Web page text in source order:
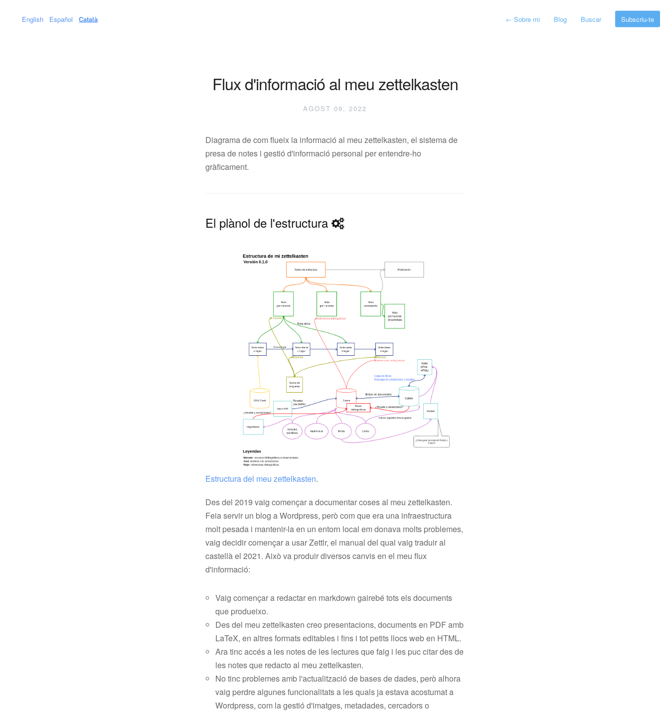
← Sobre mi Blog Buscar Subscriu-te
English Español Català
Flux d'informació al meu zettelkasten
AGOST 09, 2022
Diagrama de com flueix la informació al meu zettelkasten, el sistema de
presa de notes i gestió d'informació personal per entendre-ho
gràficament.
El plànol de l'estructura
Estructura del meu zettelkasten.
Des del 2019 vaig començar a documentar coses al meu zettelkasten.
Feia servir un blog a Wordpress, però com que era una infraestructura
molt pesada i mantenir-la en un entorn local em donava molts problemes,
vaig decidir començar a usar Zettlr, el manual del qual vaig traduir al
castellà el 2021. Això va produir diversos canvis en el meu flux
d'informació:
Vaig començar a redactar en markdown gairebé tots els documents
que produeixo.
Des del meu zettelkasten creo presentacions, documents en PDF amb
LaTeX, en altres formats editables i fins i tot petits llocs web en HTML.
Ara tinc accés a les notes de les lectures que faig i les puc citar des de
les notes que redacto al meu zettelkasten.
No tinc problemes amb l'actualització de bases de dades, però alhora
vaig perdre algunes funcionalitats a les quals ja estava acostumat a
Wordpress, com la gestió d'imatges, metadades, cercadors o